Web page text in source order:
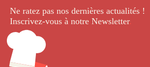
Ne ratez pas nos dernières actualités !
Inscrivez-vous à notre Newsletter.